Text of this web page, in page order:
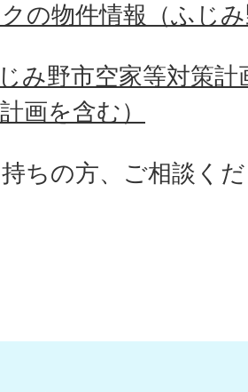
の物件情報（ふじ
み野市空家等対策
画を含む）
ちの方、ご相談く